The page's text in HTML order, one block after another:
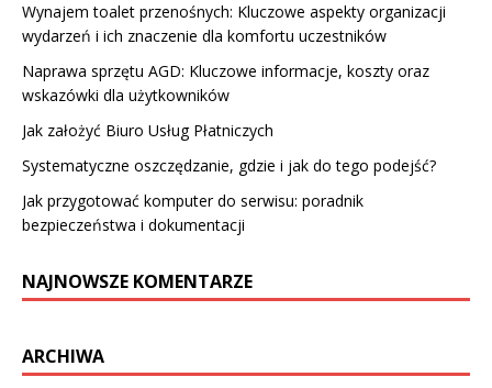
Wynajem toalet przenośnych: Kluczowe aspekty organizacji
wydarzeń i ich znaczenie dla komfortu uczestników
Naprawa sprzętu AGD: Kluczowe informacje, koszty oraz
wskazówki dla użytkowników
Jak założyć Biuro Usług Płatniczych
Systematyczne oszczędzanie, gdzie i jak do tego podejść?
Jak przygotować komputer do serwisu: poradnik
bezpieczeństwa i dokumentacji
NAJNOWSZE KOMENTARZE
ARCHIWA